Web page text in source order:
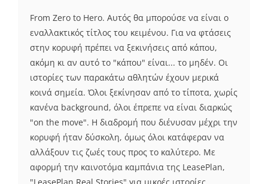
From Zero to Hero. Αυτός θα μπορούσε να είναι ο
εναλλακτικός τίτλος του κειμένου. Για να φτάσεις
στην κορυφή πρέπει να ξεκινήσεις από κάπου,
ακόμη κι αν αυτό το "κάπου" είναι... το μηδέν. Οι
ιστορίες των παρακάτω αθλητών έχουν μερικά
κοινά σημεία. Όλοι ξεκίνησαν από το τίποτα, χωρίς
κανένα background, όλοι έπρεπε να είναι διαρκώς
"on the move". H διαδρομή που διένυσαν μέχρι την
κορυφή ήταν δύσκολη, όμως όλοι κατάφεραν να
αλλάξουν τις ζωές τους προς το καλύτερο. Με
αφορμή την καινοτόμα καμπάνια της LeasePlan,